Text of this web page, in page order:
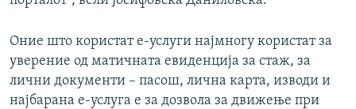
Оние што користат е-услуги најмногу користат за
уверение од матичната евиденција за стаж, за
лични документи – пасош, лична карта, изводи и
најбарана е-услуга е за дозвола за движење при